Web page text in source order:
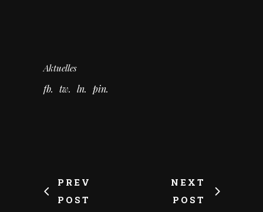
Aktuelles
fb tw ln pin
PREV
POST
NEXT
POST